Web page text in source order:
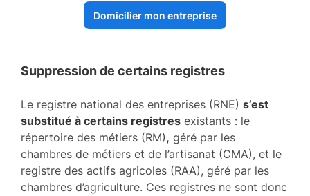
Domicilier mon entreprise
Suppression de certains registres
Le registre national des entreprises (RNE) s’est
substitué à certains registres existants : le
répertoire des métiers (RM), géré par les
chambres de métiers et de l’artisanat (CMA), et le
registre des actifs agricoles (RAA), géré par les
chambres d’agriculture. Ces registres ne sont donc